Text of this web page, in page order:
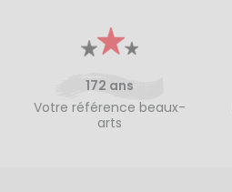
172 ans
Votre référence beaux-
arts